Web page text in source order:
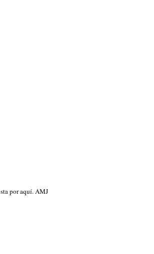
por aquí. AMJ